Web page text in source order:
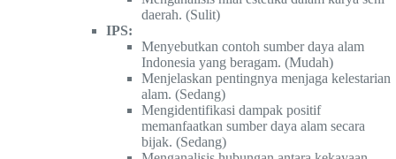
daerah. (Sulit)
IPS:
Menyebutkan contoh sumber daya alam
Indonesia yang beragam. (Mudah)
Menjelaskan pentingnya menjaga kelestarian
alam. (Sedang)
Mengidentifikasi dampak positif
memanfaatkan sumber daya alam secara
bijak. (Sedang)